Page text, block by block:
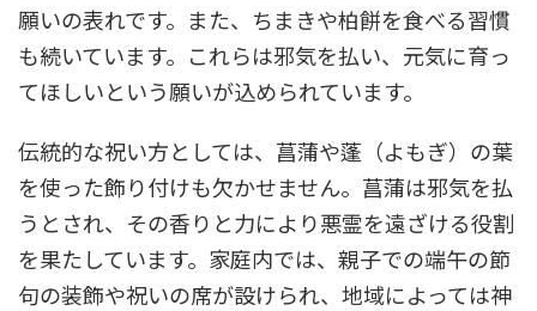
願いの表れです。また、ちまきや柏餅を食べる習慣
も続いています。これらは邪気を払い、元気に育っ
てほしいという願いが込められています。
伝統的な祝い方としては、菖蒲や蓬（よもぎ）の葉
を使った飾り付けも欠かせません。菖蒲は邪気を払
うとされ、その香りと力により悪霊を遠ざける役割
を果たしています。家庭内では、親子での端午の節
句の装飾や祝いの席が設けられ、地域によっては神